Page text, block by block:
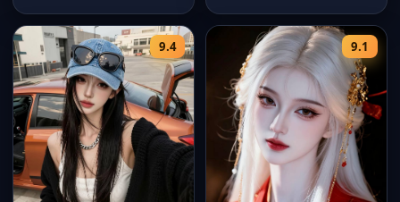
宇森调度…
9.4 9.1